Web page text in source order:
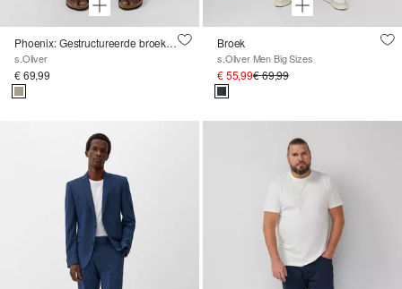
Phoenix: Gestructureerde broek van linnenmix
s.Oliver
€ 69,99
Broek
s.Oliver Men Big Sizes
€ 55,99€ 69,99